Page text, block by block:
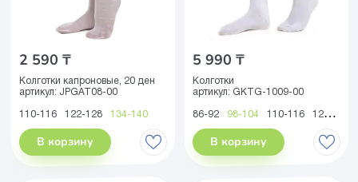
2 590 ₸
Колготки капроновые, 20 ден
артикул: JPGAT08-00
110-116 122-128 134-140
В корзину
5 990 ₸
Колготки
артикул: GKTG-1009-00
86-92 98-104 110-116 122-128
В корзину